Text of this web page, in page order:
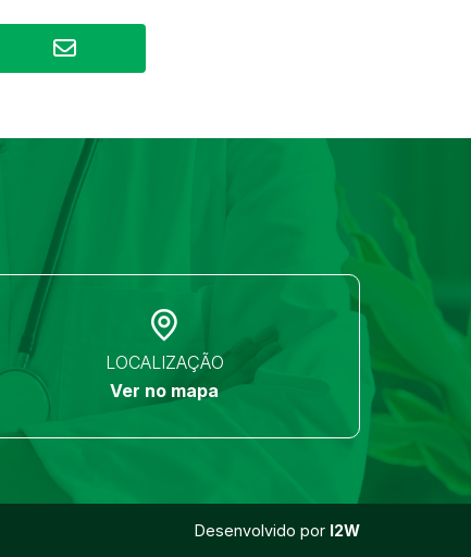
LOCALIZAÇÃO
Ver no mapa
Desenvolvido por I2W